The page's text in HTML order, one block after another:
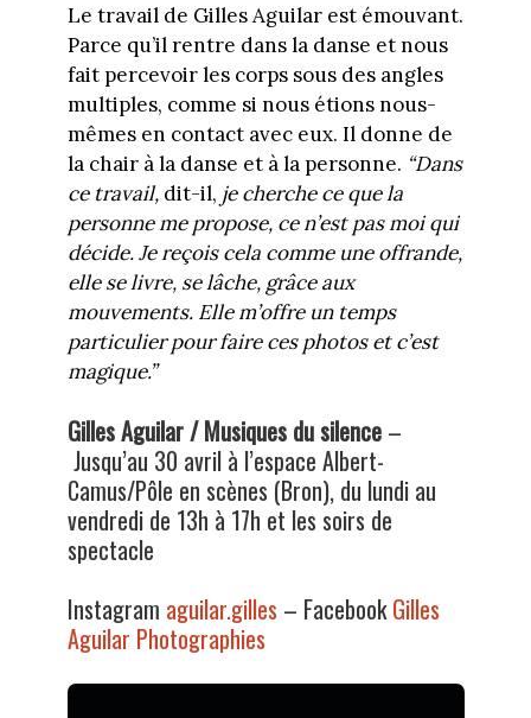
Le travail de Gilles Aguilar est émouvant.
Parce qu’il rentre dans la danse et nous
fait percevoir les corps sous des angles
multiples, comme si nous étions nous-
mêmes en contact avec eux. Il donne de
la chair à la danse et à la personne. “Dans
ce travail,dit-il, je cherche ce que la
personne me propose, ce n’est pas moi qui
décide. Je reçois cela comme une offrande,
elle se livre, se lâche, grâce aux
mouvements. Elle m’offre un temps
particulier pour faire ces photos et c’est
magique.”
Gilles Aguilar / Musiques du silence –
Jusqu’au 30 avril à l’espace Albert-
Camus/Pôle en scènes (Bron), du lundi au
vendredi de 13h à 17h et les soirs de
spectacle
Instagram aguilar.gilles – FacebookGilles
Aguilar Photographies